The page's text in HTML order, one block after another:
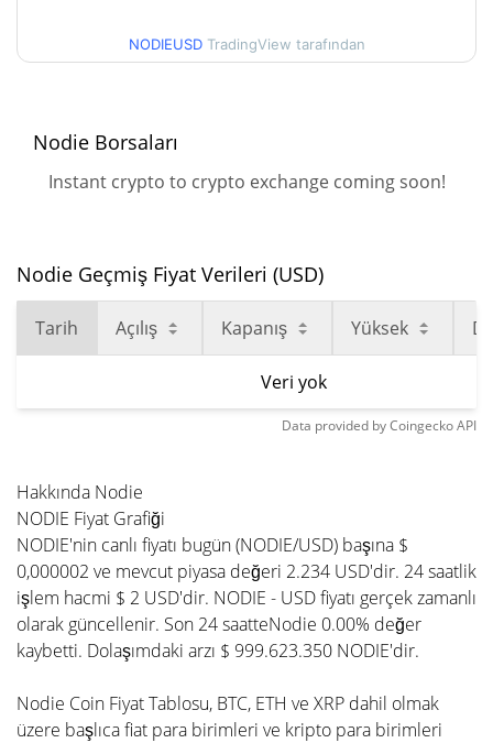
NODIEUSD TradingView tarafından
Nodie Borsaları
Instant crypto to crypto exchange coming soon!
Nodie Geçmiş Fiyat Verileri (USD)
Tarih Açılış Kapanış Yüksek
Veri yok
Data provided byCoingeckoAPI
Hakkında Nodie
NODIE Fiyat Grafiği
NODIE'nin canlı fiyatı bugün (NODIE/USD) başına $
0,000002 ve mevcut piyasa değeri 2.234 USD'dir. 24 saatlik
işlem hacmi $ 2 USD'dir. NODIE - USD fiyatı gerçek zamanlı
olarak güncellenir. Son 24 saatteNodie 0.00% değer
kaybetti. Dolaşımdaki arzı $ 999.623.350 NODIE'dir.
Nodie Coin Fiyat Tablosu, BTC, ETH ve XRP dahil olmak
üzere başlıca fiat para birimleri ve kripto para birimleri